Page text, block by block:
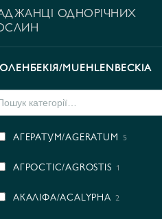
ОДНОРІЧНИХ
MUEHLENBECKIA
АГЕРАТУМ/AGERATUM 5
АГРОСТІС/AGROSTIS 1
АКАЛІФА/ACALYPHA 2